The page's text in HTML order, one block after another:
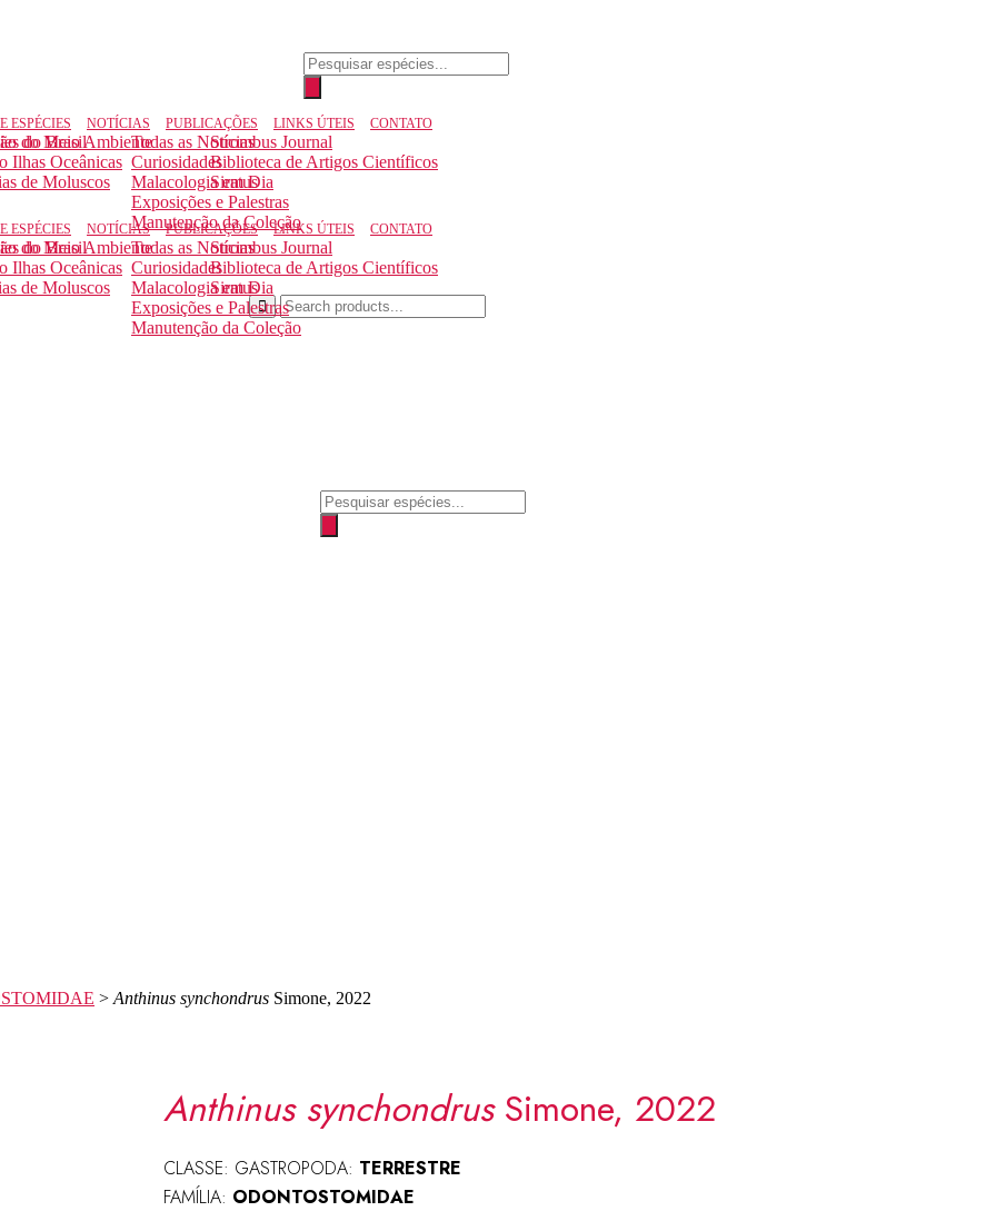
do Meio Ambiente
ESPÉCIES
do Brasil
Ilhas Oceânicas
de Moluscos
NOTÍCIAS
Todas as Notícias
Curiosidades
Malacologia em Dia
Exposições e Palestras
Manutenção da Coleção
PUBLICAÇÕES
Strombus Journal
Biblioteca de Artigos Científicos
Siratus
LINKS ÚTEIS CONTATO
do Meio Ambiente
ESPÉCIES
do Brasil
Ilhas Oceânicas
de Moluscos
NOTÍCIAS
Todas as Notícias
Curiosidades
Malacologia em Dia
Exposições e Palestras
Manutenção da Coleção
PUBLICAÇÕES
Strombus Journal
Biblioteca de Artigos Científicos
Siratus
LINKS ÚTEIS CONTATO
> Anthinus synchondrus Simone, 2022
Anthinus synchondrusSimone, 2022
CLASSE: GASTROPODA: TERRESTRE
FAMÍLIA: ODONTOSTOMIDAE